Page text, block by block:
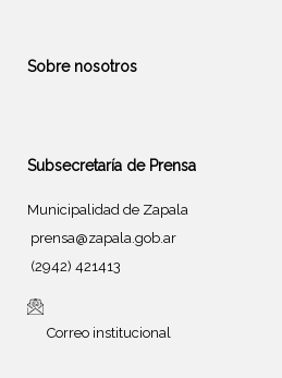
Sobre nosotros
Subsecretaría de Prensa
Municipalidad de Zapala
prensa@zapala.gob.ar
(2942) 421413
Correo institucional